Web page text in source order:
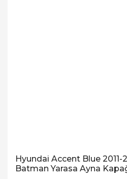
Hyundai Accent Blue 2011-
Batman Yarasa Ayna